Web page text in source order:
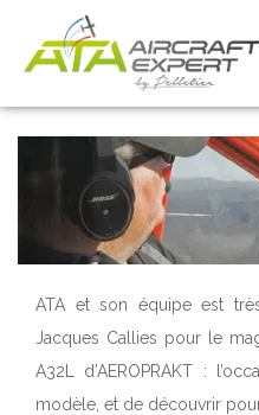
ATA et son équipe est
Jacques Callies pour le
A32L d’AEROPRAKT :
modèle, et de découvrir